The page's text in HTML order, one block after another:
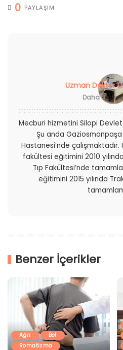
0 PAYLAŞIM
Uzman Doktor
Daha Fazla
Mecburi hizmetini Silopi Devlet
Şu anda
Hastanesi’nde
fakültesi eğitimini 2010
Tıp Fakültesi’nde
eğitimini 2015 yılında
Benzer İçerikler
Ağrı
Bel
Romatizma